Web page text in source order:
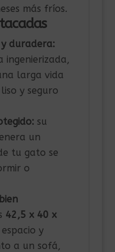
más fríos.
duradera:
larga vida
y seguro
su
un
tu gato se
o
42,5 x 40 x
y
a un sofá,